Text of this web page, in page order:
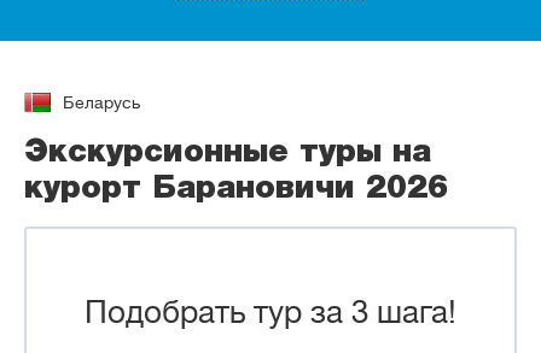
Беларусь
Экскурсионные туры на
курорт Барановичи 2026
Подобрать тур за 3 шага!